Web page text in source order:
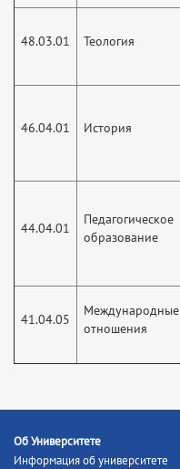
48.03.01 Теология
46.04.01 История
44.04.01
Педагогическое
образование
41.04.05
Международные
отношения
Об Университете
Информация об университете